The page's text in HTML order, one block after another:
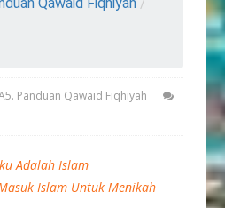
Panduan Qawaid Fiqhiyah
Adalah Islam
Islam Untuk Menikah